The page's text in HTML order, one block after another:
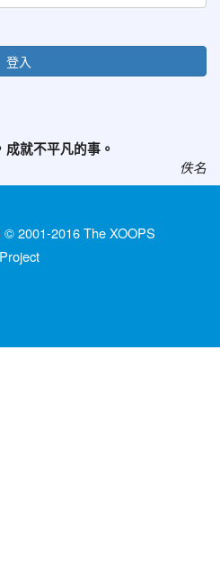
登入
就不平凡的事。
佚名
© 2001-2016The XOOPS
Project